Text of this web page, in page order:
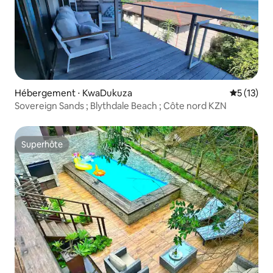
Hébergement ⋅ KwaDukuza
5 (13)
Sovereign Sands ; Blythdale Beach ; Côte nord KZN
Superhôte
Superhôte